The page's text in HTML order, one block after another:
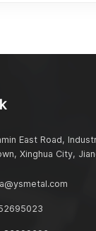
East Road,
Xinghua City,